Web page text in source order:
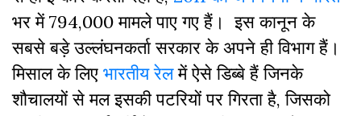
भर में 794,000 मामले पाए गए हैं। इस कानून के
सबसे बड़े उल्लंघनकर्ता सरकार के अपने ही विभाग हैं।
मिसाल के लिए भारतीय रेलमें ऐसे डिब्बे हैं जिनके
शौचालयों से मल इसकी पटरियों पर गिरता है, जिसको